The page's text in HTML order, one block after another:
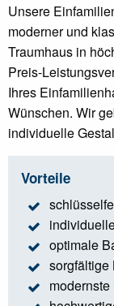
Unsere
moderner und
Traumhaus in
Preis-
Ihres
Wünschen. Wir
individuelle
Vorteile
optimale
sorgfältige